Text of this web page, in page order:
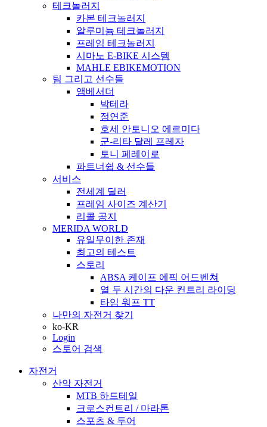
테크놀러지
카본 테크놀러지
알루미늄 테크놀러지
프레임 테크놀러지
시마노 E-BIKE 시스템
MAHLE EBIKEMOTION
팀 그리고 선수들
앰베서더
박테라
정연준
호세 안토니오 에르미다
군-리타 달레 프레자
토니 페레이로
파트너쉽 & 선수들
서비스
전세계 딜러
프레임 사이즈 계산기
리콜 공지
MERIDA WORLD
유일무이한 존재
최고의 테스트
스토리
ABSA 케이프 에픽 어드벤쳐
열 두 시간의 다운 컨트리 라이딩
타임 워프 TT
나만의 자전거 찾기
ko-KR
Login
스토어 검색
자전거
산악 자전거
MTB 하드테일
크로스컨트리 / 마라톤
스포츠 & 투어